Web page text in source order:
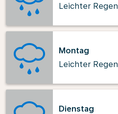
Leichter Regen
Montag
Leichter Regen
Dienstag